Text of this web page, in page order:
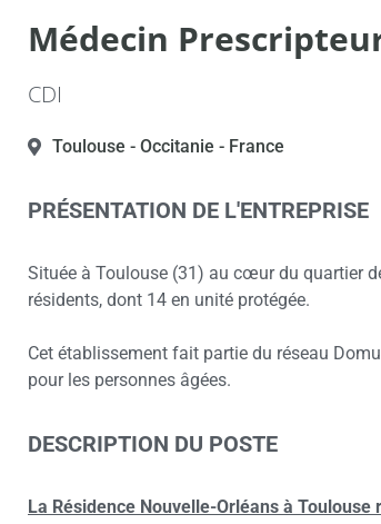
Médecin
CDI
Toulouse - Occitanie - France
PRÉSENTATION DE L'ENTREPRISE
Située à Toulouse (31) au cœur du quartier
résidents, dont 14 en unité protégée.
Cet établissement fait partie du réseau
pour les personnes âgées.
DESCRIPTION DU POSTE
La Résidence Nouvelle-Orléans à